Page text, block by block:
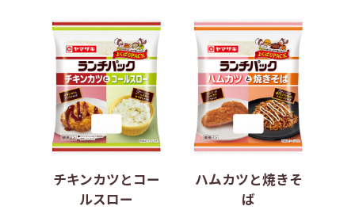
チキンカツとコー
ルスロー
ハムカツと焼きそ
ば